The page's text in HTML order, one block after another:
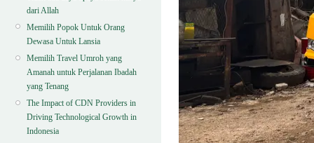
dari Allah
Memilih Popok Untuk Orang
Dewasa Untuk Lansia
Memilih Travel Umroh yang
Amanah untuk Perjalanan Ibadah
yang Tenang
The Impact of CDN Providers in
Driving Technological Growth in
Indonesia